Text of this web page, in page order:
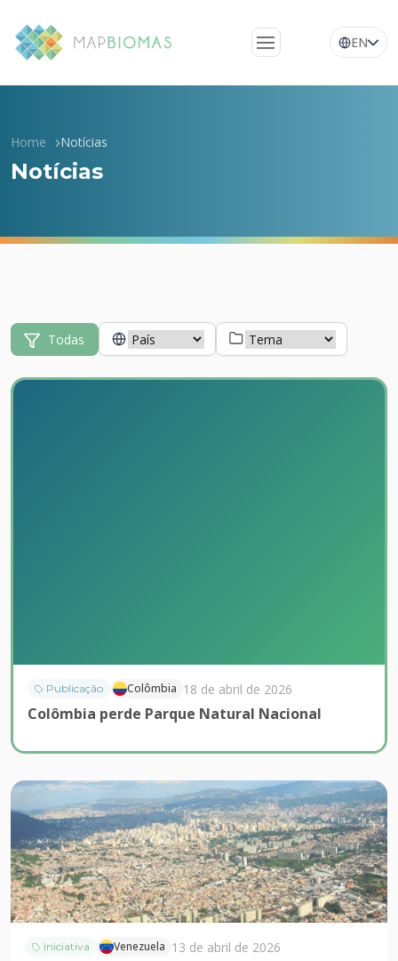
EN
Home Notícias
Notícias
Todas
Publicação Colômbia 18 de abril de 2026
Colômbia perde Parque Natural Nacional
Iniciativa Venezuela 13 de abril de 2026